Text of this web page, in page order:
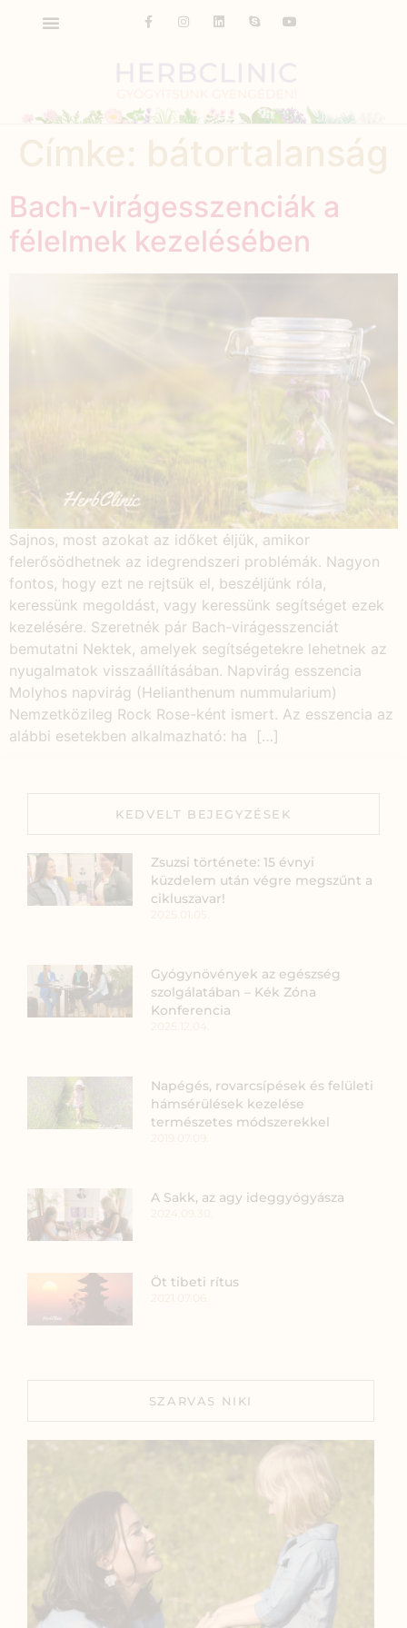
Bach-virágesszenciák a
félelmek kezelésében
Sajnos, most azokat az időket éljük, amikor
felerősödhetnek az idegrendszeri problémák. Nagyon
fontos, hogy ezt ne rejtsük el, beszéljünk róla,
keressünk megoldást, vagy keressünk segítséget ezek
kezelésére. Szeretnék pár Bach-virágesszenciát
bemutatni Nektek, amelyek segítségetekre lehetnek az
nyugalmatok visszaállításában. Napvirág esszencia
Molyhos napvirág (Helianthenum nummularium)
Nemzetközileg Rock Rose-ként ismert. Az esszencia az
alábbi esetekben alkalmazható: ha […]
KEDVELT BEJEGYZÉSEK
Zsuzsi története: 15 évnyi
küzdelem után végre megszűnt a
cikluszavar!
Gyógynövények az egészség
szolgálatában – Kék Zóna
Konferencia
Napégés, rovarcsípések és felületi
hámsérülések kezelése
természetes módszerekkel
A Sakk, az agy ideggyógyásza
Öt tibeti rítus
SZARVAS NIKI